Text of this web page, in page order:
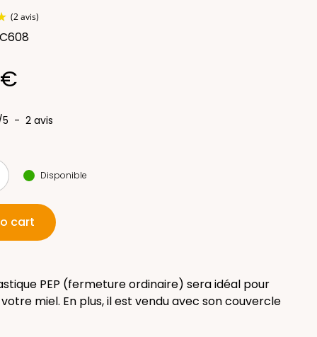
5 - 2 avis
Disponible
cart
PEP (fermeture ordinaire) sera idéal pour
miel. En plus, il est vendu avec son couvercle